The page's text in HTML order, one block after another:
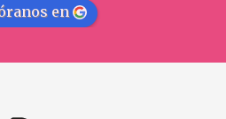
en